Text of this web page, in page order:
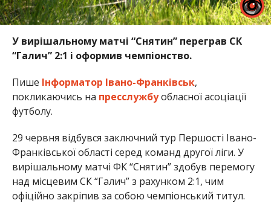
У вирішальному матчі “Снятин” переграв СК
“Галич” 2:1 і оформив чемпіонство.
Пише Інформатор Івано-Франківськ,
покликаючись на пресслужбуобласної асоціації
футболу.
29 червня відбувся заключний тур Першості Івано-
Франківської області серед команд другої ліги. У
вирішальному матчі ФК “Снятин” здобув перемогу
над місцевим СК “Галич” з рахунком 2:1, чим
офіційно закріпив за собою чемпіонський титул.